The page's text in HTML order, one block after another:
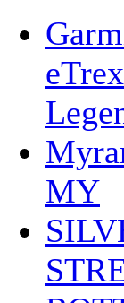
eTrex
MY